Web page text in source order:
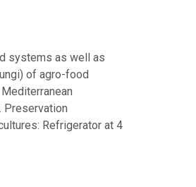
systems as well as
of agro-food
Preservation
Refrigerator at 4